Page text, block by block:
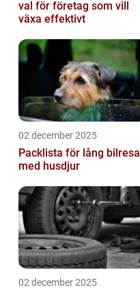
val för företag som vill
växa effektivt
02 december 2025
Packlista för lång bilresa
med husdjur
02 december 2025